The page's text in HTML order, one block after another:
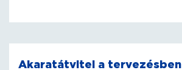
Akaratátvitel a tervezésben